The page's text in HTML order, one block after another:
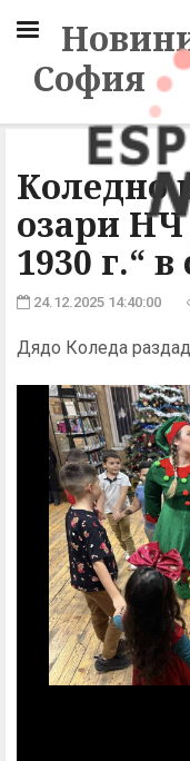
София
Коледно
озари
1930 г.“
24.12.2025 14:40:00
Дядо Коледа